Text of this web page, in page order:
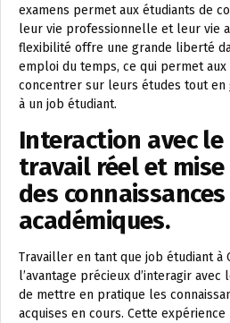
examens permet aux étudiants de
leur vie professionnelle et leur vie
flexibilité offre une grande liberté
emploi du temps, ce qui permet aux
concentrer sur leurs études tout en
à un job étudiant.
Interaction avec
travail réel et
des connaissances
académiques.
Travailler en tant que job étudiant à
l’avantage précieux d’interagir
de mettre en pratique les
acquises en cours. Cette